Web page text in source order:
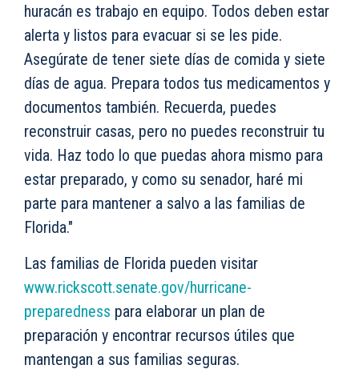
huracán es trabajo en equipo. Todos deben estar
alerta y listos para evacuar si se les pide.
Asegúrate de tener siete días de comida y siete
días de agua. Prepara todos tus medicamentos y
documentos también. Recuerda, puedes
reconstruir casas, pero no puedes reconstruir tu
vida. Haz todo lo que puedas ahora mismo para
estar preparado, y como su senador, haré mi
parte para mantener a salvo a las familias de
Florida."
Las familias de Florida pueden visitar
www.rickscott.senate.gov/hurricane-
preparedness para elaborar un plan de
preparación y encontrar recursos útiles que
mantengan a sus familias seguras.